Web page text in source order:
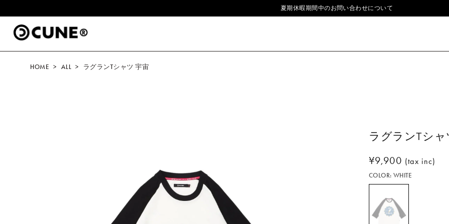
夏期休暇期間中のお問い合わせについて
HOME ALL ラグランTシャツ 宇宙
ラグランTシャ
通
常
価
¥9,900 (tax inc)
COLOR: WHITE